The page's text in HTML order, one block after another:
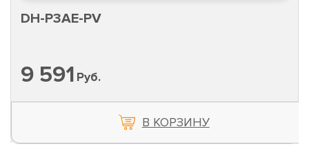
DH-P3AE-PV
9 591 Руб.
В КОРЗИНУ